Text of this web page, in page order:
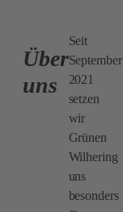
Über
uns
Seit
September
2021
setzen
wir
Grünen
Wilhering
uns
besonders